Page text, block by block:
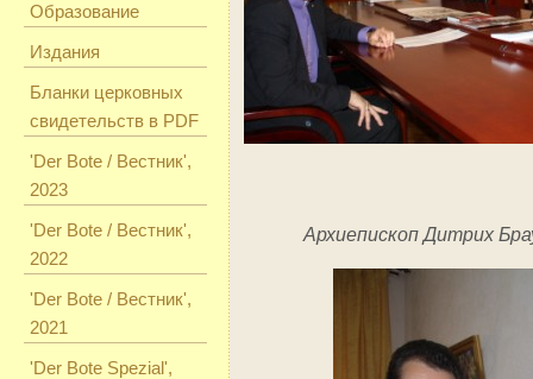
Образование
Издания
Бланки церковных
свидетельств в PDF
'Der Bote / Вестник',
2023
'Der Bote / Вестник',
2022
'Der Bote / Вестник',
2021
'Der Bote Spezial',
Архиепископ Дитрих